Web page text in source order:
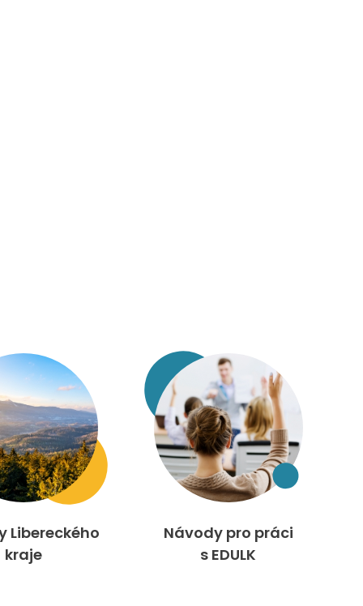
Libereckého
kraje
Návody pro práci
s EDULK